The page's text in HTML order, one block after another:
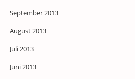
September 2013
August 2013
Juli 2013
Juni 2013